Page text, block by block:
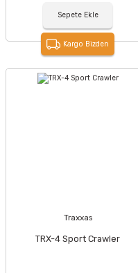
Sepete Ekle
Kargo Bizden
Traxxas
TRX-4 Sport Crawler